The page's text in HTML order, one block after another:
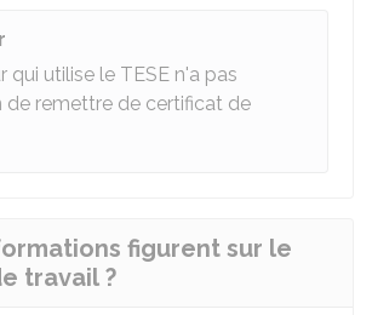
qui utilise le TESE n'a pas
de remettre de certificat de
figurent sur le
travail ?